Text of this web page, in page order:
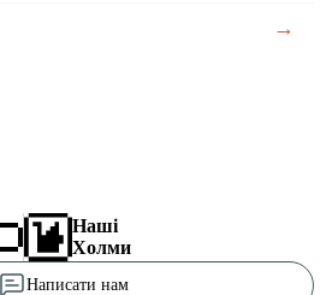
→
Наші
Холми
Написати нам